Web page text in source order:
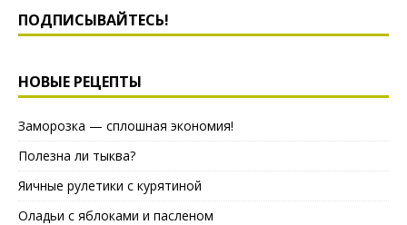
ПОДПИСЫВАЙТЕСЬ!
НОВЫЕ РЕЦЕПТЫ
Заморозка — сплошная экономия!
Полезна ли тыква?
Яичные рулетики с курятиной
Оладьи с яблоками и пасленом